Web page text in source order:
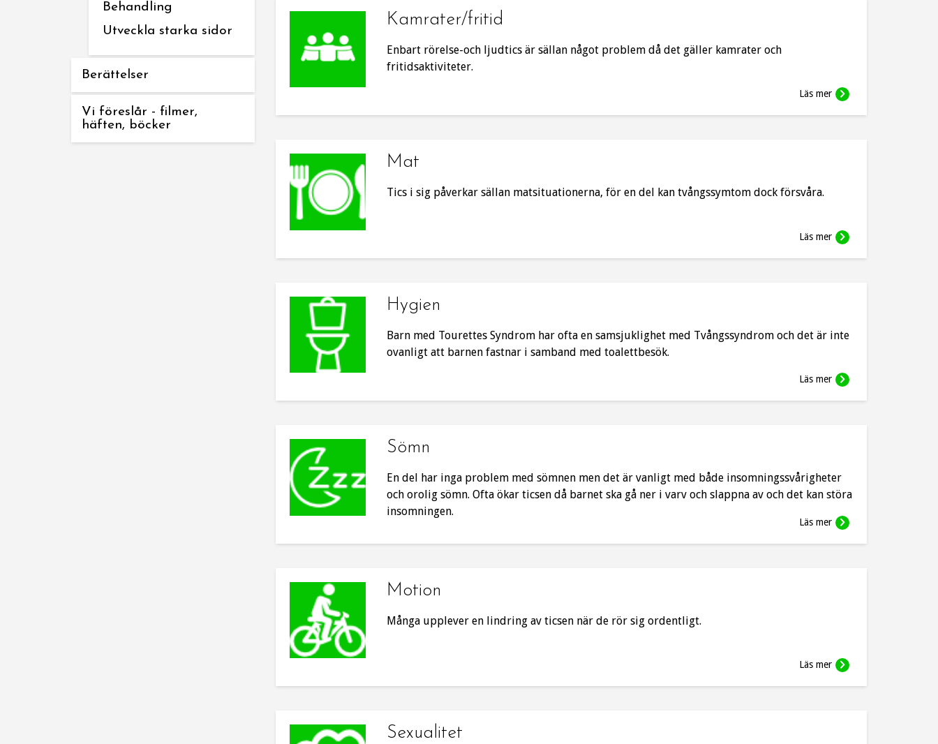
Behandling
Utveckla starka sidor
Berättelser
Vi föreslår - filmer,
häften, böcker
Kamrater/fritid
Enbart rörelse-och ljudtics är sällan något problem då det gäller kamrater och
fritidsaktiviteter.
Läs mer
Mat
Tics i sig påverkar sällan matsituationerna, för en del kan tvångssymtom dock försvåra.
Läs mer
Hygien
Barn med Tourettes Syndrom har ofta en samsjuklighet med Tvångssyndrom och det är inte
ovanligt att barnen fastnar i samband med toalettbesök.
Läs mer
Sömn
En del har inga problem med sömnen men det är vanligt med både insomningssvårigheter
och orolig sömn. Ofta ökar ticsen då barnet ska gå ner i varv och slappna av och det kan störa
insomningen.
Läs mer
Motion
Många upplever en lindring av ticsen när de rör sig ordentligt.
Läs mer
Sexualitet